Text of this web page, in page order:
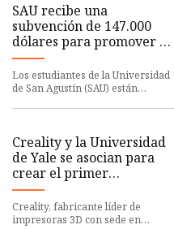
SAU recibe una
subvención de 147.000
dólares para promover el
éxito estudiantil de los
estudiantes STEM
Los estudiantes de la Universidad
de San Agustín (SAU) están
Creality y la Universidad
de Yale se asocian para
crear el primer
campamento de
impresión 3D de
Funbiotics
Creality, fabricante líder de
impresoras 3D con sede en